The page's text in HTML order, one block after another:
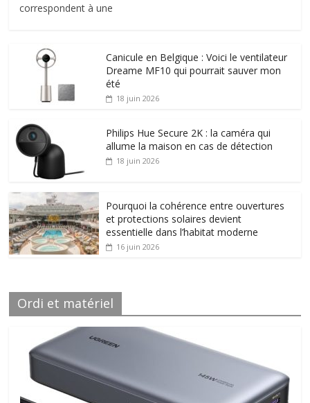
correspondent à une
Canicule en Belgique : Voici le ventilateur
Dreame MF10 qui pourrait sauver mon
été
18 juin 2026
Philips Hue Secure 2K : la caméra qui
allume la maison en cas de détection
18 juin 2026
Pourquoi la cohérence entre ouvertures
et protections solaires devient
essentielle dans l’habitat moderne
16 juin 2026
Ordi et matériel